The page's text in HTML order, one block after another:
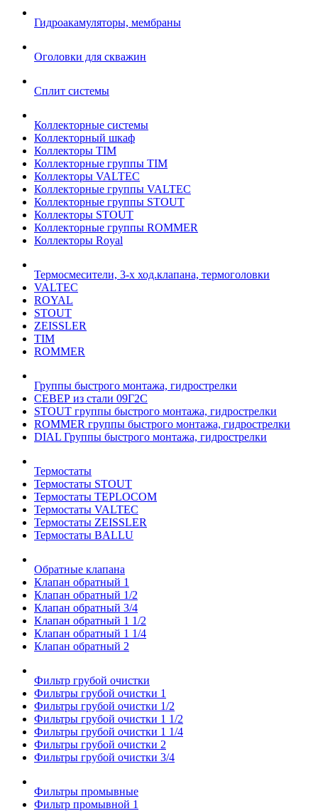
Гидроакамуляторы, мембраны
Оголовки для скважин
Сплит системы
Коллекторные системы
Коллекторный шкаф
Коллекторы TIM
Коллекторные группы TIM
Коллекторы VALTEC
Коллекторные группы VALTEC
Коллекторные группы STOUT
Коллекторы STOUT
Коллекторные группы ROMMER
Коллекторы Royal
Термосмесители, 3-х ход.клапана, термоголовки
VALTEC
ROYAL
STOUT
ZEISSLER
TIM
ROMMER
Группы быстрого монтажа, гидрострелки
СЕВЕР из стали 09Г2С
STOUT группы быстрого монтажа, гидрострелки
ROMMER группы быстрого монтажа, гидрострелки
DIAL Группы быстрого монтажа, гидрострелки
Термостаты
Термостаты STOUT
Термостаты TEPLOCOM
Термостаты VALTEC
Термостаты ZEISSLER
Термостаты BALLU
Обратные клапана
Клапан обратный 1
Клапан обратный 1/2
Клапан обратный 3/4
Клапан обратный 1 1/2
Клапан обратный 1 1/4
Клапан обратный 2
Фильтр грубой очистки
Фильтры грубой очистки 1
Фильтры грубой очистки 1/2
Фильтры грубой очистки 1 1/2
Фильтры грубой очистки 1 1/4
Фильтры грубой очистки 2
Фильтры грубой очистки 3/4
Фильтры промывные
Фильтр промывной 1